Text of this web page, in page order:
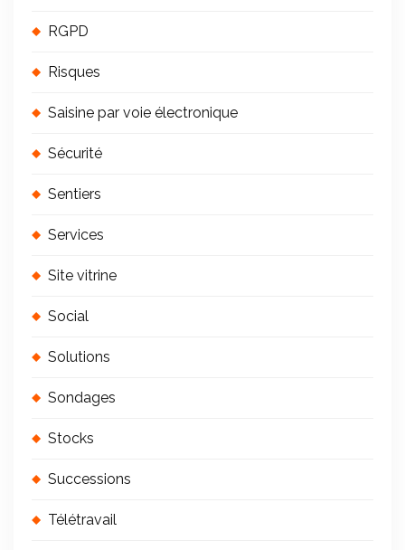
RGPD
Risques
Saisine par voie électronique
Sécurité
Sentiers
Services
Site vitrine
Social
Solutions
Sondages
Stocks
Successions
Télétravail